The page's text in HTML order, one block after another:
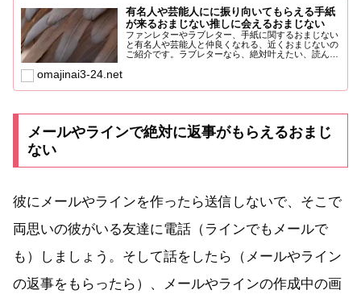
有名人や芸能人にに振り向いてもらえる手紙
が来るおまじない推しに会えるおまじない
ファンレターやラブレター、手紙に関するおまじない
と有名人や芸能人と仲良くなれる、近くおまじないの
ご紹介です。ラブレターなら、絶対叶えたい、読んで
omajinai3-24.net
メールやラインで絶対に返事がもらえるおまじ
ない
彼にメールやラインを作ったら送信しないで、そこで
両思いの彼がいる友達に電話（ラインでもメールで
も）しましょう。そして話をしたら（メールやライン
の返事をもらったら）、メールやラインの作成中の画